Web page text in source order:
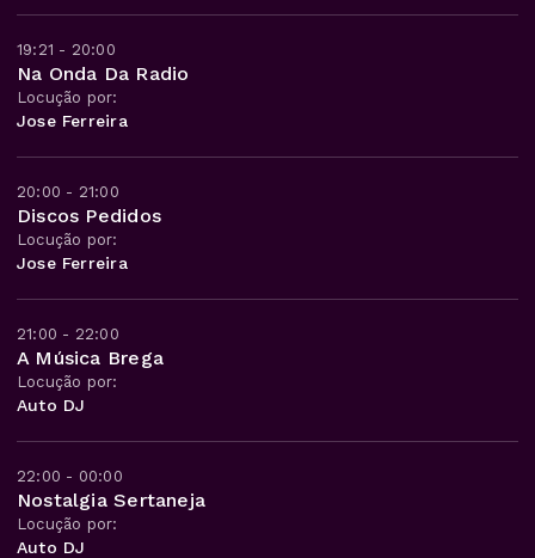
19:21 - 20:00
Na Onda Da Radio
Locução por:
Jose Ferreira
20:00 - 21:00
Discos Pedidos
Locução por:
Jose Ferreira
21:00 - 22:00
A Música Brega
Locução por:
Auto DJ
22:00 - 00:00
Nostalgia Sertaneja
Locução por:
Auto DJ